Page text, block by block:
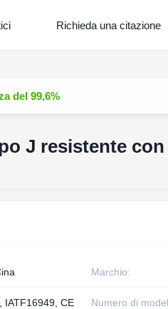
Richieda una citazione
del 99,6%
J resistente
Marchio:
IATF16949, CE Numero di